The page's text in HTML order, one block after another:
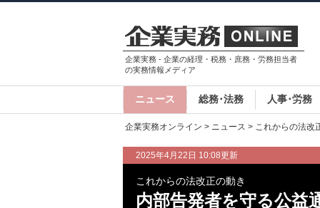
企業実務 - 企業の経理・税務・庶務・労務担当者
の実務情報メディア
ニュース 総務･法務 人事･労務
企業実務オンライン > ニュース > これからの法改
2025年4月22日 10:08更新
これからの法改正の動き
内部告発者を守る公益